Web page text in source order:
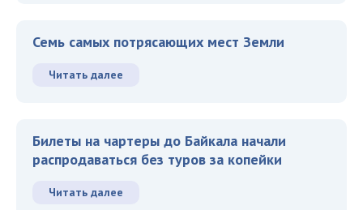
Семь самых потрясающих мест Земли
Читать далее
Билеты на чартеры до Байкала начали
распродаваться без туров за копейки
Читать далее